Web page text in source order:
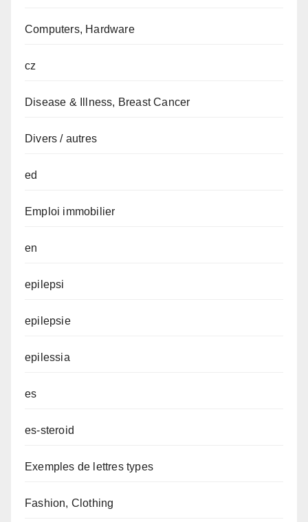
Computers, Hardware
cz
Disease & Illness, Breast Cancer
Divers / autres
ed
Emploi immobilier
en
epilepsi
epilepsie
epilessia
es
es-steroid
Exemples de lettres types
Fashion, Clothing